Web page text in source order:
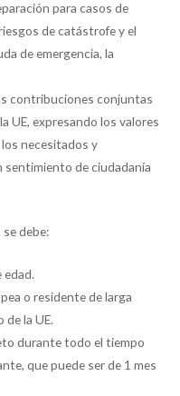
para casos de
de catástrofe y el
de emergencia, la
contribuciones conjuntas
UE, expresando los valores
necesitados y
sentimiento de ciudadanía
se debe:
edad.
o residente de larga
la UE.
durante todo el tiempo
que puede ser de 1 mes